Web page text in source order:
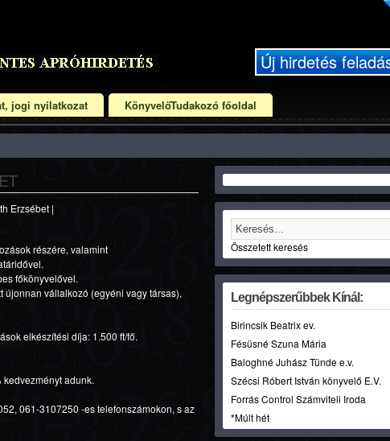
Új hirdetés
jogi nyilatkozat KönyvelőTudakozó főoldal
Erzsébet |
részére, valamint
főkönyvelővel.
vállalkozó (egyéni vagy társas),
elkészítési díja: 1.500 ft/fő.
adunk.
061-3107250 -es telefonszámokon, s az
Összetett keresés
Legnépszerűbbek Kínál:
Birincsik Beatrix ev.
Fésüsné Szuna Mária
Baloghné Juhász Tünde e.v.
Szécsi Róbert István könyvelő E.V.
Forrás Control Számviteli Iroda
*Múlt hét